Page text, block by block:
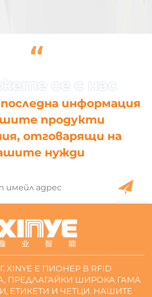
“
информация
продукти
отговарящи на
нужди
XINYE Е ПИОНЕР В RFID
ПРЕДЛАГАЙКИ ШИРОКА ГАМА
ЕТИКЕТИ И ЧЕТЦИ. НАШИТЕ